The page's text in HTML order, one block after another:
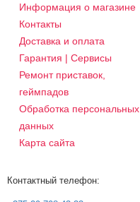
Информация о магазине
Контакты
Доставка и оплата
Гарантия | Сервисы
Ремонт приставок,
геймпадов
Обработка персональных
данных
Карта сайта
Контактный телефон: